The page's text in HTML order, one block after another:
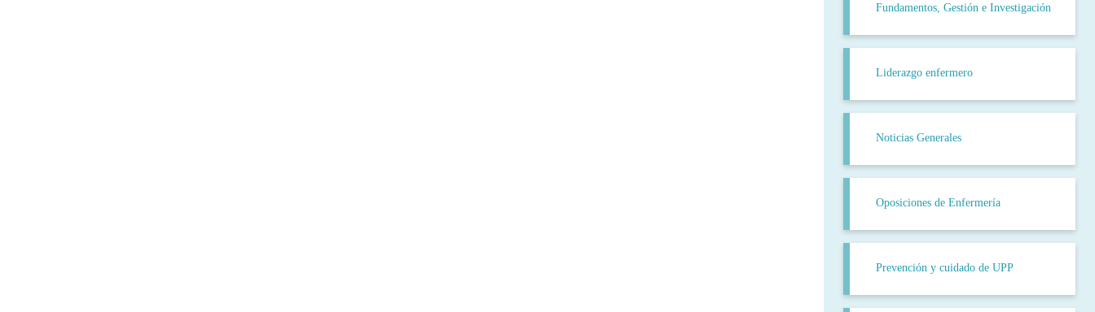
Fundamentos, Gestión e Investigación
Liderazgo enfermero
Noticias Generales
Oposiciones de Enfermería
Prevención y cuidado de UPP